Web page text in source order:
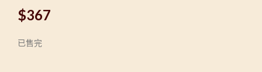
$367
已售完